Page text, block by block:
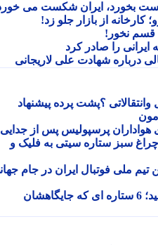
ایران شکست می خورد
از بازار جلو زد!
نخور!
را صادر کرد
شهادت علی لاریجانی
؟پشت پرده پیشنهاد
پرسپولیس پس از جدایی
سبز ستاره سیتی به فلیک و
ملی فوتبال ایران در جام جهانی
مورینیو ترکیب رؤیایی رئال را چید؛ 6 ستاره ای که جایگاهشان